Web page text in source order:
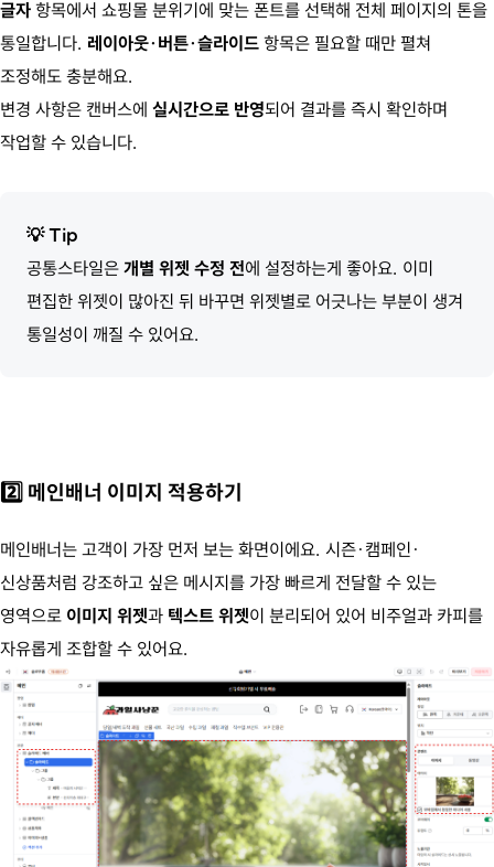
글자 항목에서 쇼핑몰 분위기에 맞는 폰트를 선택해 전체 페이지의 톤을
통일합니다. 레이아웃·버튼·슬라이드 항목은 필요할 때만 펼쳐
조정해도 충분해요.
변경 사항은 캔버스에 실시간으로 반영되어 결과를 즉시 확인하며
작업할 수 있습니다.
💡Tip
공통스타일은 개별 위젯 수정 전에 설정하는게 좋아요. 이미
편집한 위젯이 많아진 뒤 바꾸면 위젯별로 어긋나는 부분이 생겨
통일성이 깨질 수 있어요.
2️⃣ 메인배너 이미지 적용하기
메인배너는 고객이 가장 먼저 보는 화면이에요. 시즌·캠페인·
신상품처럼 강조하고 싶은 메시지를 가장 빠르게 전달할 수 있는
영역으로 이미지 위젯과 텍스트 위젯이 분리되어 있어 비주얼과 카피를
자유롭게 조합할 수 있어요.